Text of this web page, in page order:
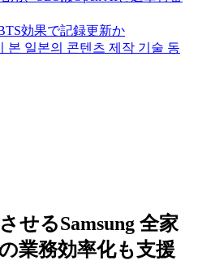
効果で記録更新か
본 일본의 콘텐츠 제작 기술 동
せるSamsung 全家
業務効率化も支援